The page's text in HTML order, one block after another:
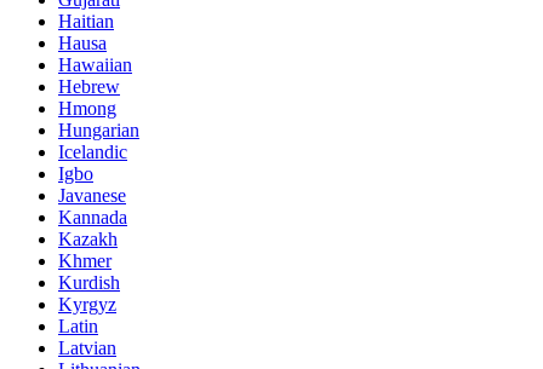
Haitian
Hausa
Hawaiian
Hebrew
Hmong
Hungarian
Icelandic
Igbo
Javanese
Kannada
Kazakh
Khmer
Kurdish
Kyrgyz
Latin
Latvian